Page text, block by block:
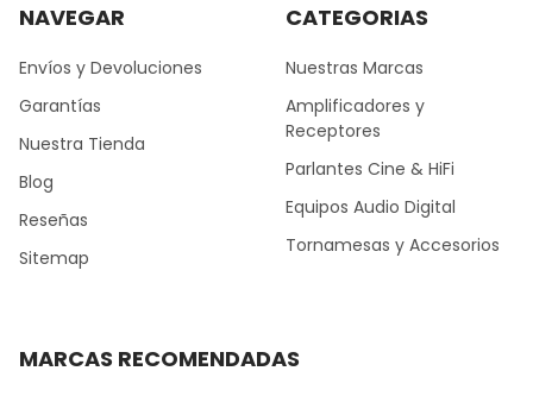
NAVEGAR
Envíos y Devoluciones
Garantías
Nuestra Tienda
Blog
Reseñas
Sitemap
CATEGORIAS
Nuestras Marcas
Amplificadores y
Receptores
Parlantes Cine & HiFi
Equipos Audio Digital
Tornamesas y Accesorios
MARCAS RECOMENDADAS